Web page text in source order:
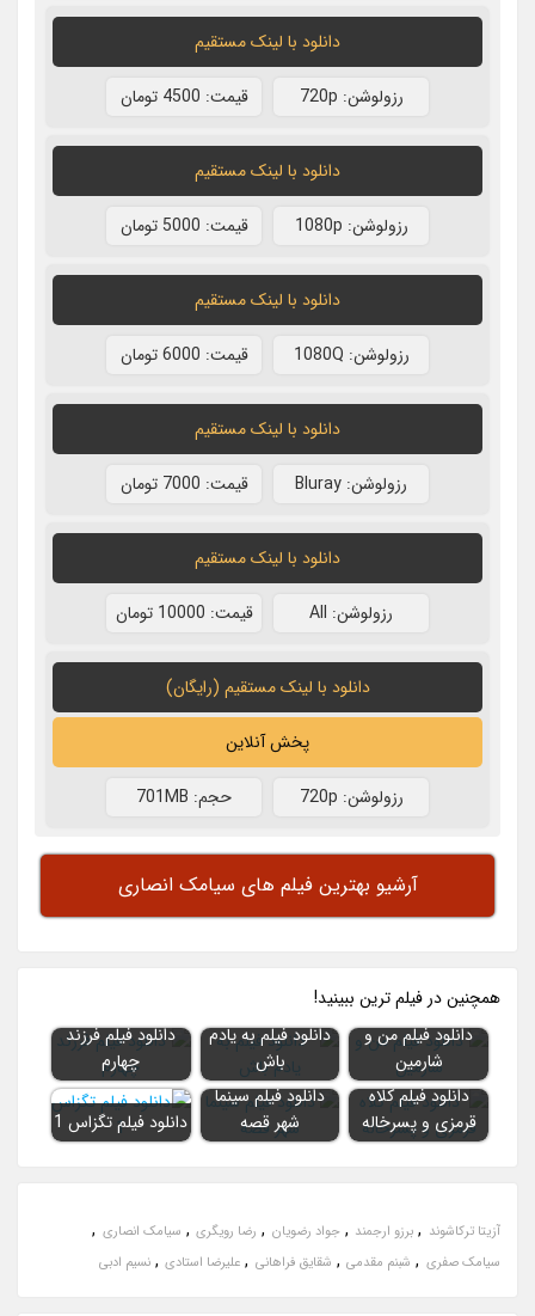
دانلود با لينک مستقيم
رزولوشن: 720p قيمت: 4500 تومان
دانلود با لينک مستقيم
رزولوشن: 1080p قيمت: 5000 تومان
دانلود با لينک مستقيم
رزولوشن: 1080Q قيمت: 6000 تومان
دانلود با لينک مستقيم
رزولوشن: Bluray قيمت: 7000 تومان
دانلود با لينک مستقيم
رزولوشن: All قيمت: 10000 تومان
دانلود با لینک مستقیم (رایگان)
پخش آنلاین
رزولوشن: 720p حجم: 701MB
آرشیو بهترین فیلم های سیامک انصاری
همچنين در فيلم ترين ببينيد!
دانلود فیلم من و
شارمین
دانلود فیلم به یادم
باش
دانلود فیلم فرزند
چهارم
دانلود فیلم کلاه
قرمزی و پسرخاله
دانلود فیلم سینما
شهر قصه
دانلود فیلم تگزاس 1
آزیتا ترکاشوند , برزو ارجمند ,جواد رضویان , رضا رویگری , سیامک انصاری ,
سیامک صفری , شبنم مقدمی , شقایق فراهانی , علیرضا استادی ,نسیم ادبی